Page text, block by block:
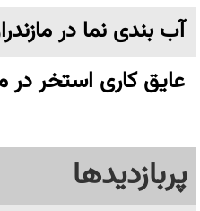
آب بندی نما در
عایق کاری استخر در
پربازدیدها